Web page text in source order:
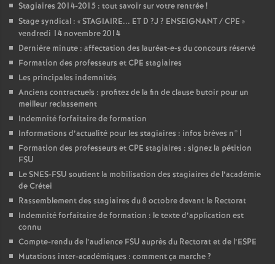
Stagiaires 2014-2015 : tout savoir sur votre rentrée!
Stage syndical : «STAGIAIRE... ET D ?J ? ENSEIGNANT/CPE »
vendredi 14 novembre 2014
Dernière minute : affectation des lauréat-e-s du concours réservé
Formation des professeurs etCPE stagiaires
Les principales indemnités
Anciens contractuels : profitez de la fin de clause butoir pour un
meilleur reclassement
Indemnité forfaitaire de formation
Informations d’actualité pour les stagiaires : infos brèves n°1
Formation des professeurs etCPE stagiaires : signez la pétition
FSU
LeSNES-FSU soutient la mobilisation des stagiaires de l’académie
de Crétei
Rassemblement des stagiaires du 8 octobre devant le Rectorat
Indemnité forfaitaire de formation : le texte d’application est
connu
Compte-rendu de l’audience FSU auprès du Rectorat et de l’ESPE
Mutations inter-académiques : comment ça marche?